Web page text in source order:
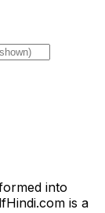
into
is a